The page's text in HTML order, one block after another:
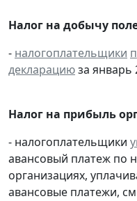
Налог на добычу
- налогоплательщики
декларациюза январь
Налог на прибыль
- налогоплательщики
авансовый платеж по
организациях,
авансовые платежи,